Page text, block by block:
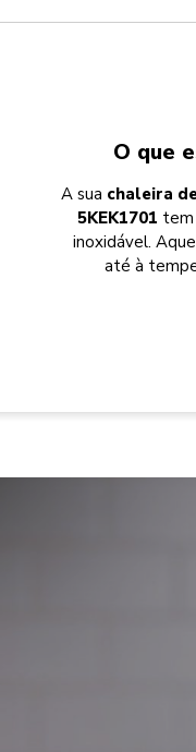
O que
A sua chaleira
5KEK1701 tem
inoxidável.
até à